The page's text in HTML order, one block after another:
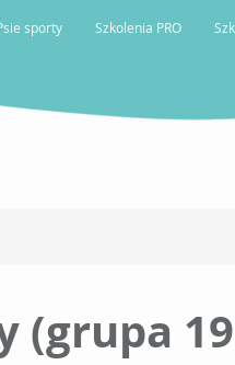
sporty Szkolenia PRO
(grupa